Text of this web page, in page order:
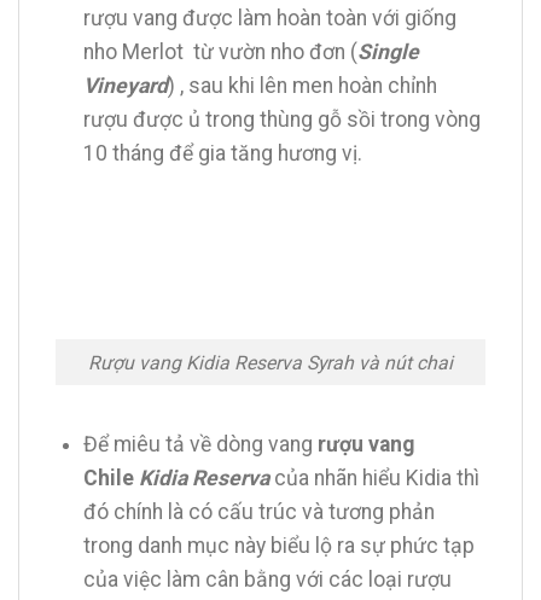
rượu vang được làm hoàn toàn với giống
nho Merlot từ vườn nho đơn (Single
Vineyard) , sau khi lên men hoàn chỉnh
rượu được ủ trong thùng gỗ sồi trong vòng
10 tháng để gia tăng hương vị.
Rượu vang Kidia Reserva Syrah và nút chai
Để miêu tả về dòng vang rượu vang
ChileKidia Reserva của nhãn hiểu Kidia thì
đó chính là có cấu trúc và tương phản
trong danh mục này biểu lộ ra sự phức tạp
của việc làm cân bằng với các loại rượu